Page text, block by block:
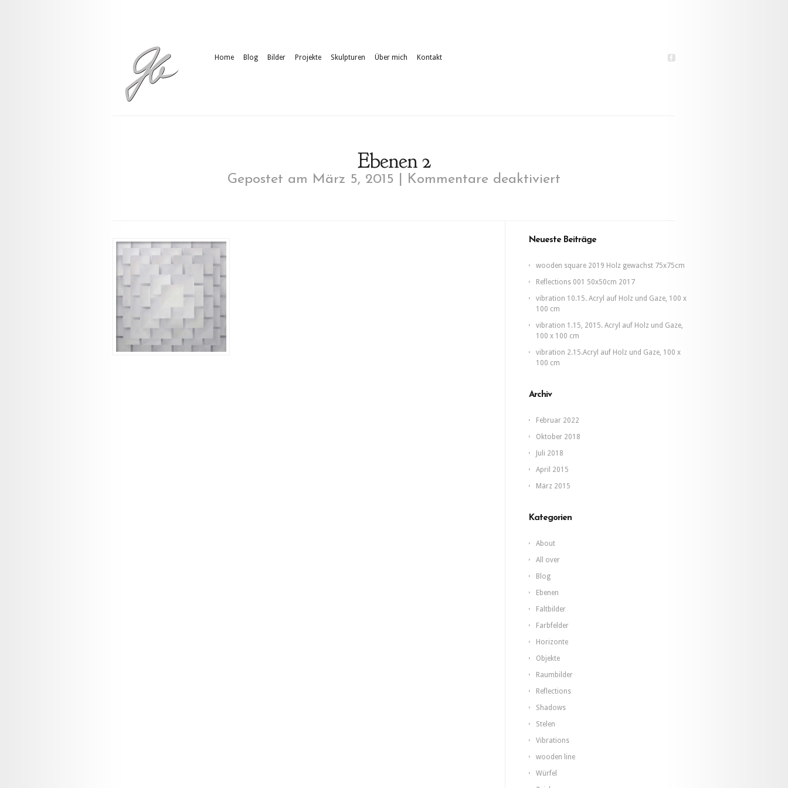
Home Blog Bilder Projekte Skulpturen Über mich Kontakt
Ebenen 2
Gepostet am März 5, 2015 | Kommentare deaktiviert
Neueste Beiträge
wooden square 2019 Holz gewachst 75x75cm
Reflections 001 50x50cm 2017
vibration 10.15. Acryl auf Holz und Gaze, 100 x
100 cm
vibration 1.15, 2015. Acryl auf Holz und Gaze,
100 x 100 cm
vibration 2.15.Acryl auf Holz und Gaze, 100 x
100 cm
Archiv
Februar 2022
Oktober 2018
Juli 2018
April 2015
März 2015
Kategorien
About
All over
Blog
Ebenen
Faltbilder
Farbfelder
Horizonte
Objekte
Raumbilder
Reflections
Shadows
Stelen
Vibrations
wooden line
Würfel